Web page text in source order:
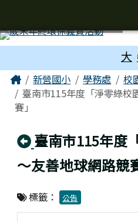
大
主內容區域
Home新營國小 學務處
校
臺南市115年度「淨零綠校
賽」
回上頁
臺南市115年度
～友善地球網路競
標籤： 公告
頁尾區域